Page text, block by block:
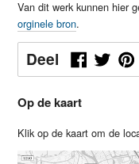
Van dit werk kunnen hier
orginele bron.
Deel
Op de kaart
Klik op de kaart om de